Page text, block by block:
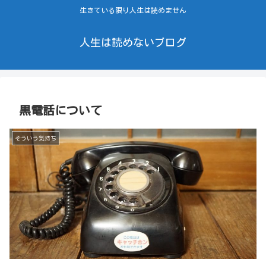
生きている限り人生は読めません
人生は読めないブログ
黒電話について
そういう気持ち